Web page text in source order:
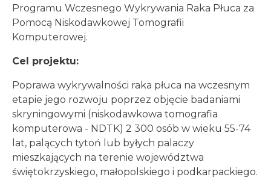
Programu Wczesnego Wykrywania Raka Płuca za
Pomocą Niskodawkowej Tomografii
Komputerowej.
Cel projektu:
Poprawa wykrywalności raka płuca na wczesnym
etapie jego rozwoju poprzez objęcie badaniami
skryningowymi (niskodawkowa tomografia
komputerowa - NDTK) 2 300 osób w wieku 55-74
lat, palących tytoń lub byłych palaczy
mieszkających na terenie województwa
świętokrzyskiego, małopolskiego i podkarpackiego.